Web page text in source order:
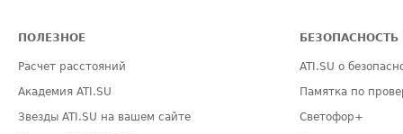
ПОЛЕЗНОЕ
Расчет расстояний
Академия ATI.SU
Звезды ATI.SU на вашем сайте
БЕЗОПАСНОСТЬ
ATI.SU о
Памятка по
Светофор+